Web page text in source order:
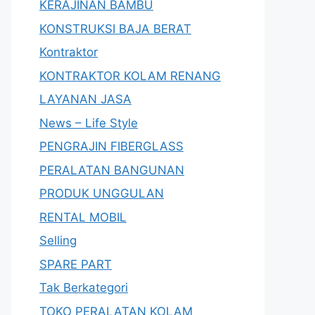
KERAJINAN BAMBU
KONSTRUKSI BAJA BERAT
Kontraktor
KONTRAKTOR KOLAM RENANG
LAYANAN JASA
News – Life Style
PENGRAJIN FIBERGLASS
PERALATAN BANGUNAN
PRODUK UNGGULAN
RENTAL MOBIL
Selling
SPARE PART
Tak Berkategori
TOKO PERALATAN KOLAM